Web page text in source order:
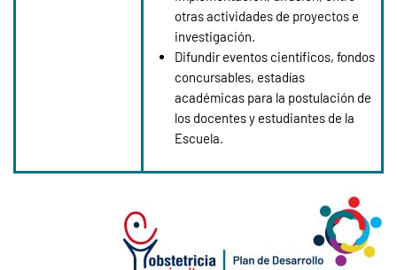
otras actividades de proyectos e
investigación.
Difundir eventos científicos, fondos
concursables, estadías
académicas para la postulación de
los docentes y estudiantes de la
Escuela.